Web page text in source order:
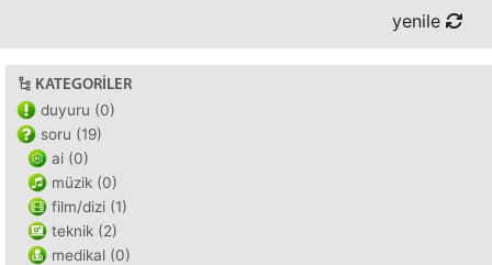
yenile
KATEGORILER
duyuru (0)
soru (19)
ai (0)
müzik (0)
film/dizi (1)
teknik (2)
medikal (0)